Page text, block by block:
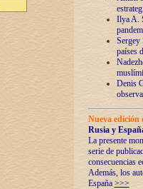
Ilya A.
Sergey
países
Denis
Nueva
Rusia y
La presente
serie de
consecuencias
Además, los
España >>>